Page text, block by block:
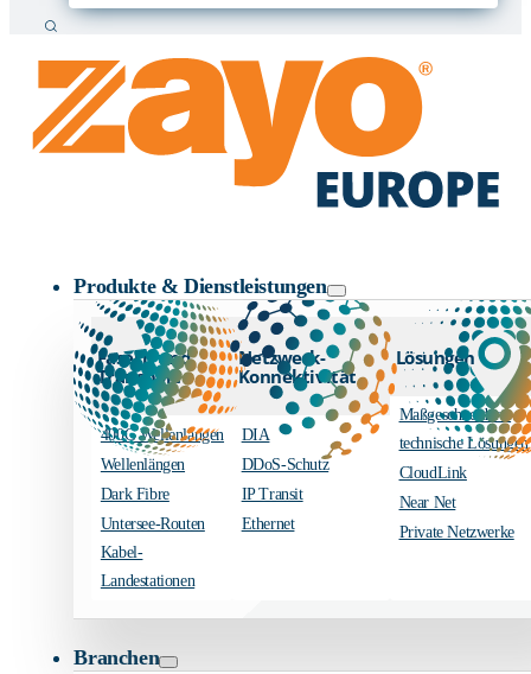
Suche
Produkte & Dienstleistungen
Fasern und
Transport
400G Wellenlängen
Wellenlängen
Dark Fibre
Untersee-Routen
Kabel-
Landestationen
Netzwerk-
Konnektivität
DIA
DDoS-Schutz
IP Transit
Ethernet
Lösungen
Maßgeschneiderte
technische Lösungen
CloudLink
Near Net
Private Netzwerke
Branchen